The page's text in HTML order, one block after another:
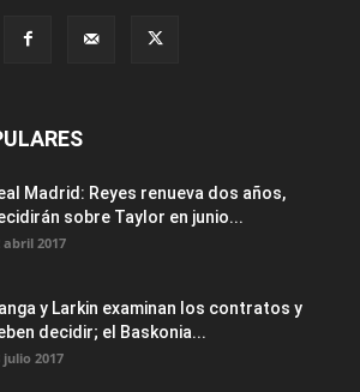
Madrid: Reyes renueva dos años,
sobre Taylor en junio...
abril 2017
y Larkin examinan los contratos y
decidir; el Baskonia...
julio 2017